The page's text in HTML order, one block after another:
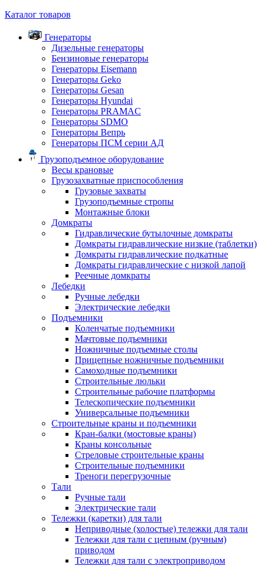
Каталог товаров
Генераторы
Дизельные генераторы
Бензиновые генераторы
Генераторы Eisemann
Генераторы Geko
Генераторы Gesan
Генераторы Hyundai
Генераторы PRAMAC
Генераторы SDMO
Генераторы Вепрь
Генераторы ПСМ серии АД
Грузоподъемное оборудование
Весы крановые
Грузозахватные приспособления
Грузовые захваты
Грузоподъемные стропы
Монтажные блоки
Домкраты
Гидравлические бутылочные домкраты
Домкраты гидравлические низкие (таблетки)
Домкраты гидравлические подкатные
Домкраты гидравлические с низкой лапой
Реечные домкраты
Лебедки
Ручные лебедки
Электрические лебедки
Подъемники
Коленчатые подъемники
Мачтовые подъемники
Ножничные подъемные столы
Прицепные ножничные подъемники
Самоходные подъемники
Строительные люльки
Строительные рабочие платформы
Телескопические подъемники
Универсальные подъемники
Строительные краны и подъемники
Кран-балки (мостовые краны)
Краны консольные
Стреловые строительные краны
Строительные подъемники
Треноги перегрузочные
Тали
Ручные тали
Электрические тали
Тележки (каретки) для тали
Неприводные (холостые) тележки для тали
Тележки для тали с цепным (ручным)
приводом
Тележки для тали с электроприводом